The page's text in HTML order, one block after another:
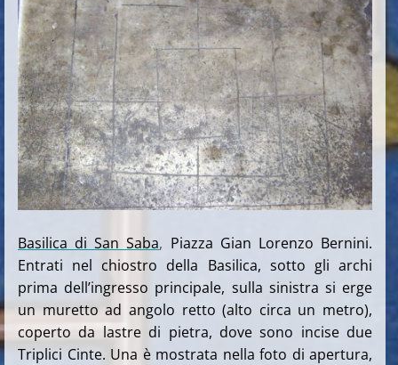
Basilica di San Saba, Piazza Gian Lorenzo Bernini.
Entrati nel chiostro della Basilica, sotto gli archi
prima dell’ingresso principale, sulla sinistra si erge
un muretto ad angolo retto (alto circa un metro),
coperto da lastre di pietra, dove sono incise due
Triplici Cinte. Una è mostrata nella foto di apertura,